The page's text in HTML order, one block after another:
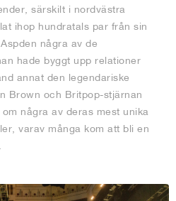
särskilt i nordvästra
ihop hundratals par från sin
några av de
hade byggt upp relationer
annat den legendariske
Brown och Britpop-stjärnan
några av deras mest unika
varav många kom att bli en